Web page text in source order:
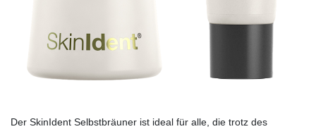
Der SkinIdent Selbstbräuner ist ideal für alle, die trotz des